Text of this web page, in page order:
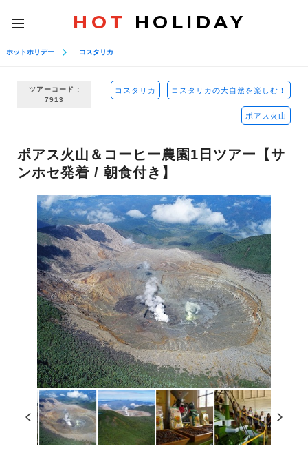
toggle
navigation
HOT HOLIDAY
ホットホリデー コスタリカ
ツアーコード :
7913
コスタリカ コスタリカの大自然を楽しむ！
ポアス火山
ポアス火山＆コーヒー農園1日ツアー【サ
ンホセ発着 / 朝食付き】